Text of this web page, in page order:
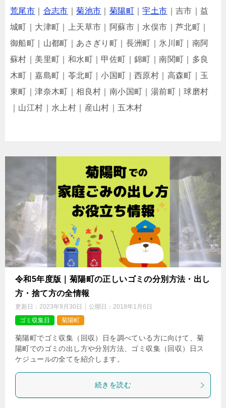
荒尾市
合志市 ｜菊池市 菊陽町 ｜宇土市 ｜吉市｜益
城町｜大津町｜上天草市｜阿蘇市｜水俣市｜芦北町｜
御船町｜山都町｜あさぎり町｜長洲町｜氷川町｜南阿
蘇村｜美里町｜和水町｜甲佐町｜錦町｜南関町｜多良
木町｜嘉島町｜苓北町｜小国町｜西原村｜高森町｜玉
東町｜津奈木町｜相良村｜南小国町｜湯前町｜球磨村
｜山江村｜水上村｜産山村｜五木村
令和5年度版｜菊陽町の正しいゴミの分別方法・出し
方・捨て方の全情報
更新日： 2023年9月30日 公開日： 2018年1月6日
ゴミ収集日
菊陽町
菊陽町でゴミ収集（回収）日を調べている方に向けて、菊
陽町でのゴミの出し方や分別方法、ゴミ収集（回収）日ス
ケジュールの全てを紹介します。
続きを読む